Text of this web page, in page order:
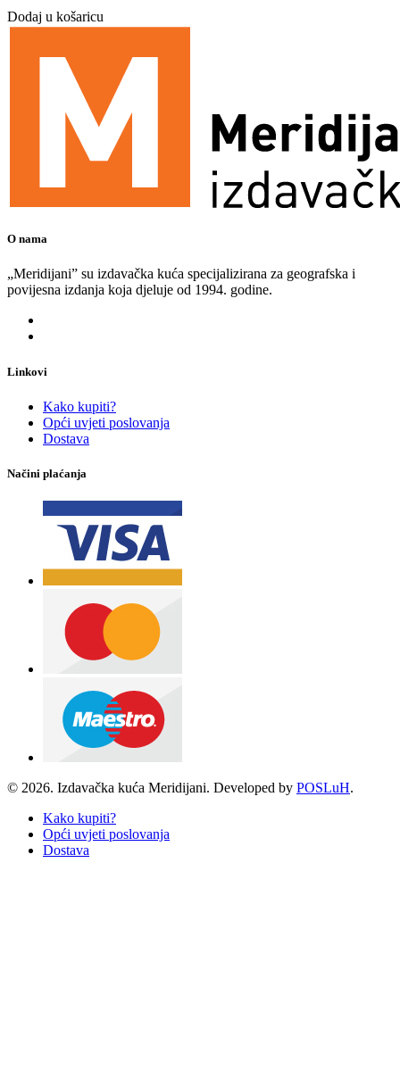
Dodaj u košaricu
O nama
„Meridijani” su izdavačka kuća specijalizirana za geografska i
povijesna izdanja koja djeluje od 1994. godine.
Linkovi
Kako kupiti?
Opći uvjeti poslovanja
Dostava
Načini plaćanja
© 2026. Izdavačka kuća Meridijani. Developed by POSLuH.
Kako kupiti?
Opći uvjeti poslovanja
Dostava